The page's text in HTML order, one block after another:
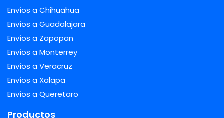
Envíos a Chihuahua
Envíos a Guadalajara
Envíos a Zapopan
Envíos a Monterrey
Envíos a Veracruz
Envíos a Xalapa
Envíos a Queretaro
Productos